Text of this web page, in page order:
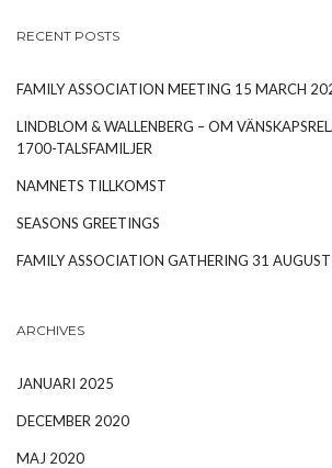
RECENT POSTS
FAMILY ASSOCIATION MEETING 15 MARCH
LINDBLOM & WALLENBERG – OM
1700-TALSFAMILJER
NAMNETS TILLKOMST
SEASONS GREETINGS
FAMILY ASSOCIATION GATHERING 31
ARCHIVES
JANUARI 2025
DECEMBER 2020
MAJ 2020